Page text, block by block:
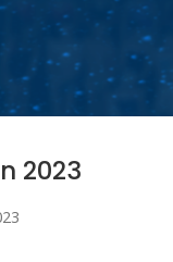
2023